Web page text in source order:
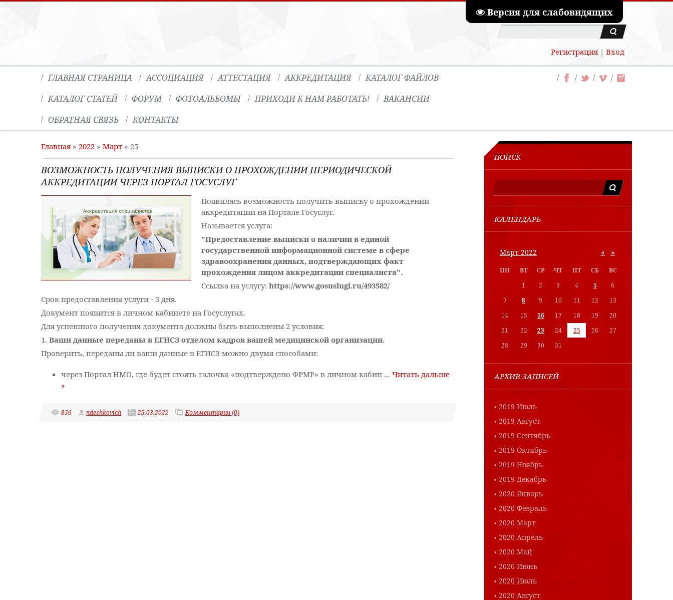
Версия для слабовидящих
Регистрация| Вход
ГЛАВНАЯ СТРАНИЦА АССОЦИАЦИЯ АТТЕСТАЦИЯ АККРЕДИТАЦИЯ
КАТАЛОГ ФАЙЛОВ
КАТАЛОГ СТАТЕЙ
ФОРУМ ФОТОАЛЬБОМЫ ПРИХОДИ К НАМ РАБОТАТЬ!
ВАКАНСИИ
ОБРАТНАЯ СВЯЗЬ
КОНТАКТЫ
Главная» 2022 » Март » 25
ВОЗМОЖНОСТЬ ПОЛУЧЕНИЯ ВЫПИСКИ О ПРОХОЖДЕНИИ ПЕРИОДИЧЕСКОЙ
АККРЕДИТАЦИИ ЧЕРЕЗ ПОРТАЛ ГОСУСЛУГ
Появилась возможность получить выписку о прохождении
аккредитации на Портале Госуслуг.
Называется услуга:
"Предоставление выписки о наличии в единой
государственной информационной системе в сфере
здравоохранения данных, подтверждающих факт
прохождения лицом аккредитации специалиста".
Ссылка на услугу: https://www.gosuslugi.ru/493582/
Срок предоставления услуги - 3 дня.
Документ появится в личном кабинете на Госуслугах.
Для успешного получения документа должны быть выполнены 2 условия:
1. Ваши данные переданы в ЕГИСЗ отделом кадров вашей медицинской организации.
Проверить, переданы ли ваши данные в ЕГИСЗ можно двумя способами:
через Портал НМО, где будет стоять галочка «подтверждено ФРМР» в личном кабин ... Читать дальше
»
856 ndeshkovich 25.03.2022 Комментарии (0)
ПОИСК
КАЛЕНДАРЬ
«
Март 2022 »
ПН ВТ СР ЧТ ПТ СБ
ВС
1
2 3 4 5
6
7
8 9 10 11 12
13
14
15 16 17 18 19
20
21
22 23 24 25 26
27
28
29 30 31
АРХИВ ЗАПИСЕЙ
2019 Июль
2019 Август
2019 Сентябрь
2019 Октябрь
2019 Ноябрь
2019 Декабрь
2020 Январь
2020 Февраль
2020 Март
2020 Апрель
2020 Май
2020 Июнь
2020 Июль
2020 Август